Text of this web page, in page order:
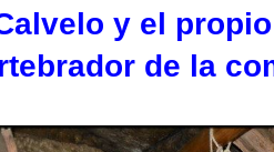
y el
de la